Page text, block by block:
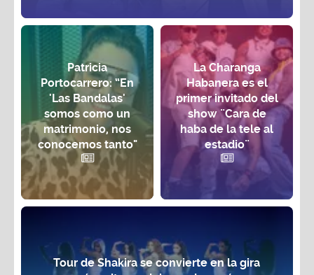
Patricia
Portocarrero: “En
'Las Bandalas'
somos como un
matrimonio, nos
conocemos tanto"
La Charanga
Habanera es el
primer invitado del
show ¨Cara de
haba de la tele al
estadio¨
Tour de Shakira se convierte en la gira